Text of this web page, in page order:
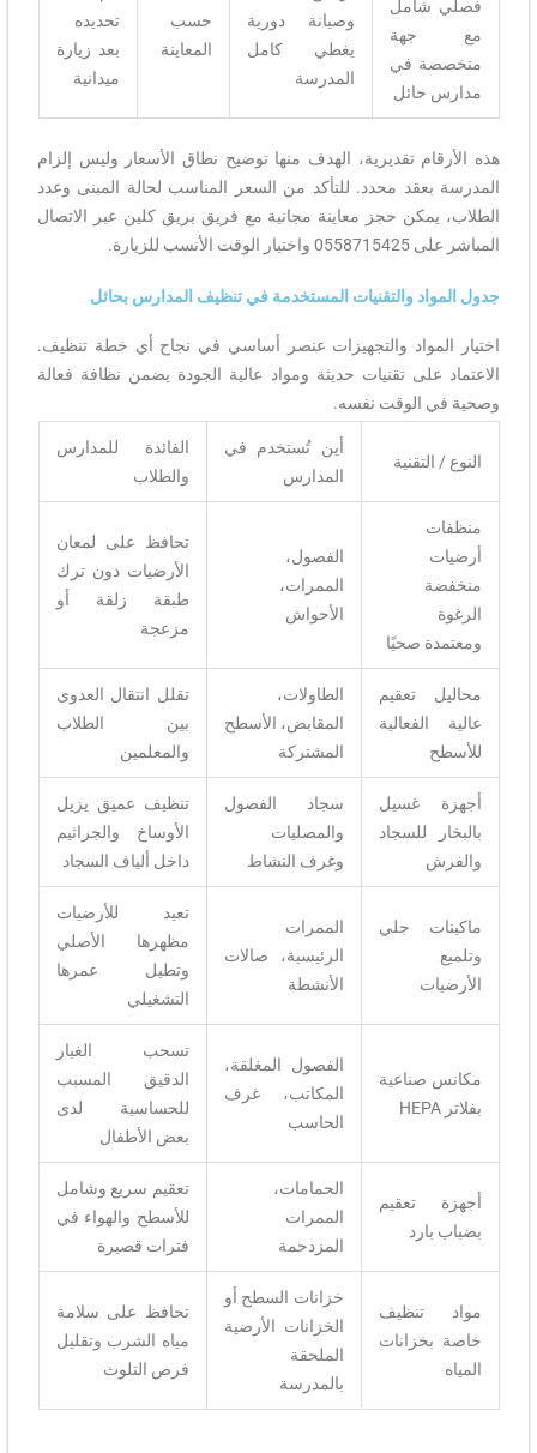
فصلي شامل
مع جهة
متخصصة في
مدارس حائل
وصيانة دورية
يغطي كامل
المدرسة
حسب
المعاينة
تحديده
بعد زيارة
ميدانية
هذه الأرقام تقديرية، الهدف منها توضيح نطاق الأسعار وليس إلزام
المدرسة بعقد محدد. للتأكد من السعر المناسب لحالة المبنى وعدد
الطلاب، يمكن حجز معاينة مجانية مع فريق بريق كلين عبر الاتصال
المباشر على 0558715425 واختيار الوقت الأنسب للزيارة.
جدول المواد والتقنيات المستخدمة في تنظيف المدارس بحائل
اختيار المواد والتجهيزات عنصر أساسي في نجاح أي خطة تنظيف.
الاعتماد على تقنيات حديثة ومواد عالية الجودة يضمن نظافة فعالة
وصحية في الوقت نفسه.
النوع / التقنية
أين تُستخدم في
المدارس
الفائدة للمدارس
والطلاب
منظفات
أرضيات
منخفضة
الرغوة
ومعتمدة صحيًا
الفصول،
الممرات،
الأحواش
تحافظ على لمعان
الأرضيات دون ترك
طبقة زلقة أو
مزعجة
محاليل تعقيم
عالية الفعالية
للأسطح
الطاولات،
المقابض، الأسطح
المشتركة
تقلل انتقال العدوى
بين الطلاب
والمعلمين
أجهزة غسيل
بالبخار للسجاد
والفرش
سجاد الفصول
والمصليات
وغرف النشاط
تنظيف عميق يزيل
الأوساخ والجراثيم
داخل ألياف السجاد
ماكينات جلي
وتلميع
الأرضيات
الممرات
الرئيسية، صالات
الأنشطة
تعيد للأرضيات
مظهرها الأصلي
وتطيل عمرها
التشغيلي
مكانس صناعية
بفلاتر HEPA
الفصول المغلقة،
المكاتب، غرف
الحاسب
تسحب الغبار
الدقيق المسبب
للحساسية لدى
بعض الأطفال
أجهزة تعقيم
بضباب بارد
الحمامات،
الممرات
المزدحمة
تعقيم سريع وشامل
للأسطح والهواء في
فترات قصيرة
مواد تنظيف
خاصة بخزانات
المياه
خزانات السطح أو
الخزانات الأرضية
الملحقة
بالمدرسة
تحافظ على سلامة
مياه الشرب وتقليل
فرص التلوث